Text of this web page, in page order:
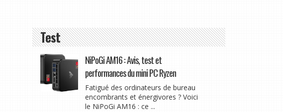
Test
NiPoGi AM16 : Avis, test et
performances du mini PC Ryzen
Fatigué des ordinateurs de bureau
encombrants et énergivores ? Voici
le NiPoGi AM16 : ce ...